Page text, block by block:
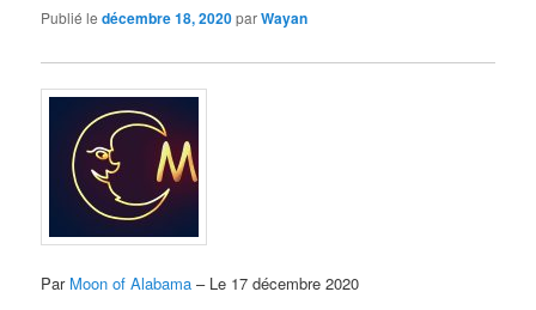
Publié ledécembre 18, 2020parWayan
Par Moon of Alabama – Le 17 décembre 2020